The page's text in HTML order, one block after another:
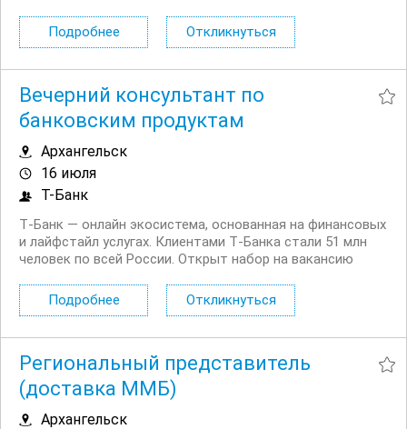
регионах. Что вы будете делать: Работать с
действующими и потенциальными клиентами на...
Подробнее Откликнуться
Вечерний консультант по
банковским продуктам
Архангельск
16 июля
Т-Банк
Т‑Банк — онлайн экосистема, основанная на финансовых
и лайфстайл услугах. Клиентами Т‑Банка стали 51 млн
человек по всей России. Открыт набор на вакансию
будете делать: Консультировать клиентов по
депозитным продуктам на входящих звонках...
Подробнее Откликнуться
Региональный представитель
(доставка ММБ)
Архангельск